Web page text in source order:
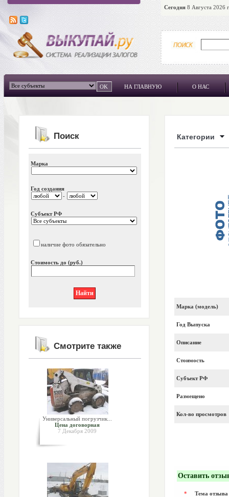
Сегодня 8 Августа 2026
НА ГЛАВНУЮ О НАС
Поиск
Марка
Год создания
-
Субъект РФ
наличие фото обязательно
Стоимость до (руб.)
Смотрите также
Универсальный погрузчик...
Цена договорная
7 Декабря 2009
Категории
Марка (модель)
Год Выпуска
Описание
Стоимость
Субъект РФ
Размещено
Кол-во просмотров
Оставить
*
Тема отзыва